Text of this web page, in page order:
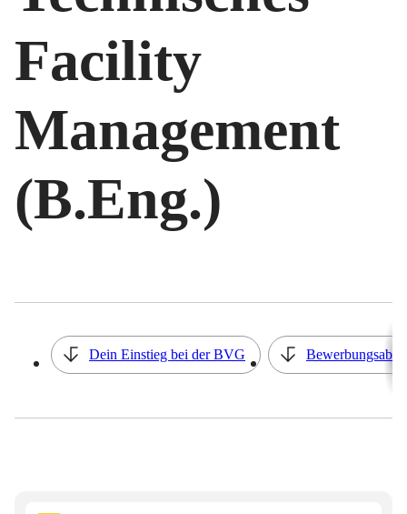
Facility
Management
(B.Eng.)
Dein Einstieg bei der BVG